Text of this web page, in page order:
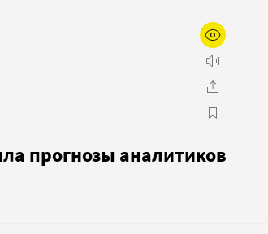
прогнозы аналитиков